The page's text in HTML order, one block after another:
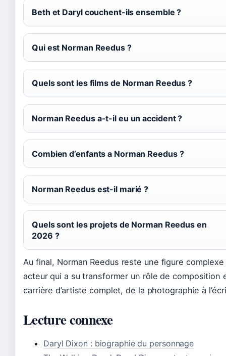
Beth et Daryl couchent-ils ensemble ?
Qui est Norman Reedus ?
Quels sont les films de Norman Reedus ?
Norman Reedus a-t-il eu un accident ?
Combien d’enfants a Norman Reedus ?
Norman Reedus est-il marié ?
Quels sont les projets de Norman Reedus en
2026 ?
Au final, Norman Reedus reste une figure complexe
acteur qui a su transformer un rôle de composition
carrière d’artiste complet, de la photographie à
Lecture connexe
Daryl Dixon : biographie du personnage